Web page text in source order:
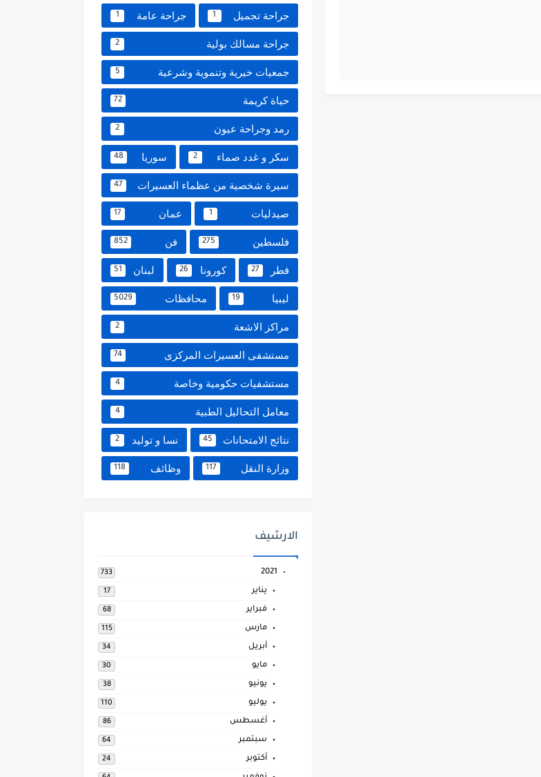
جراحة تجميل 1 جراحة عامة 1
جراحة مسالك بولية 2
جمعيات خيرية وتنموية وشرعية 5
حياة كريمة 72
رمد وجراحة عيون 2
سكر و غدد صماء 2 سوريا 48
سيرة شخصية من عظماء العسيرات 47
صيدليات 1 عمان 17
فلسطين 275 فن 852
قطر 27 كورونا 26 لبنان 51
ليبيا 19 محافظات 5029
مراكز الاشعة 2
مستشفى العسيرات المركزى 74
مستشفيات حكومية وخاصة 4
معامل التحاليل الطبية 4
نتائج الامتحانات 45 نسا و توليد 2
وزارة النقل 117 وظائف 118
الارشيف
2021
733
يناير 17
فبراير 68
مارس 115
أبريل 34
مايو 30
يونيو 38
يوليو 110
أغسطس 86
سبتمبر 64
أكتوبر 24